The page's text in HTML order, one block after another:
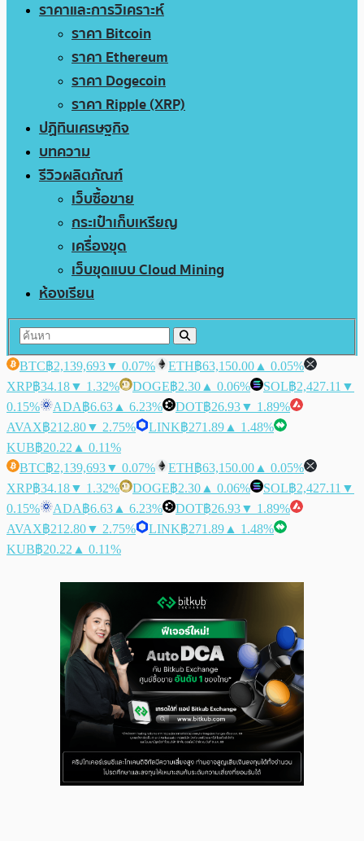
ราคาและการวิเคราะห์
ราคา Bitcoin
ราคา Ethereum
ราคา Dogecoin
ราคา Ripple (XRP)
ปฏิทินเศรษฐกิจ
บทความ
รีวิวผลิตภัณฑ์
เว็บซื้อขาย
กระเป๋าเก็บเหรียญ
เครื่องขุด
เว็บขุดแบบ Cloud Mining
ห้องเรียน
BTC฿2,139,693▼ 0.07% ETH฿63,150.00 ▲ 0.05%
XRP฿34.18▼ 1.32% DOGE฿2.30 ▲ 0.06% SOL฿2,427.11 ▼
0.15%
ADA฿6.63 ▲ 6.23% DOT฿26.93▼ 1.89%
AVAX฿212.80▼ 2.75% LINK฿271.89 ▲ 1.48%
KUB฿20.22 ▲ 0.11%
BTC฿2,139,693▼ 0.07% ETH฿63,150.00 ▲ 0.05%
XRP฿34.18▼ 1.32% DOGE฿2.30 ▲ 0.06% SOL฿2,427.11 ▼
0.15%
ADA฿6.63 ▲ 6.23% DOT฿26.93▼ 1.89%
AVAX฿212.80▼ 2.75% LINK฿271.89 ▲ 1.48%
KUB฿20.22 ▲ 0.11%